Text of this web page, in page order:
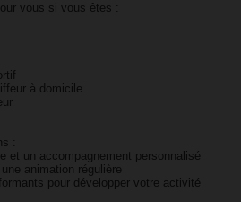
vous si vous êtes :
à domicile
:
et un accompagnement personnalisé
animation régulière
pour développer votre activité